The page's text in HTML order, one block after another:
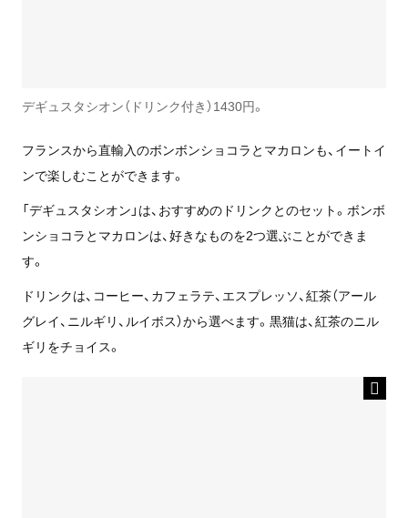
デギュスタシオン（ドリンク付き）1430円。
フランスから直輸入のボンボンショコラとマカロンも、イートイ
ンで楽しむことができます。
「デギュスタシオン」は、おすすめのドリンクとのセット。ボンボ
ンショコラとマカロンは、好きなものを2つ選ぶことができま
す。
ドリンクは、コーヒー、カフェラテ、エスプレッソ、紅茶（アール
グレイ、ニルギリ、ルイボス）から選べます。黒猫は、紅茶のニル
ギリをチョイス。